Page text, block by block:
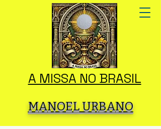
A MISSA NO BRASIL
MANOEL URBANO